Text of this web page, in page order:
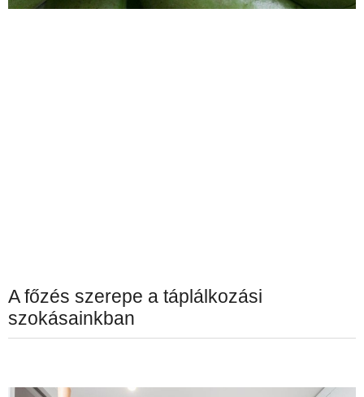
A főzés szerepe a táplálkozási
szokásainkban